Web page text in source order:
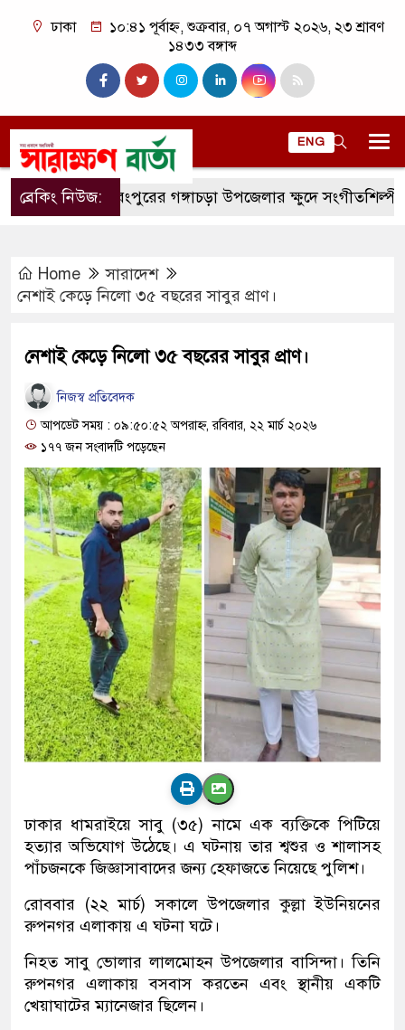
ঢাকা
১০:৪১ পূর্বাহ্ন, শুক্রবার, ০৭ অগাস্ট ২০২৬, ২৩ শ্রাবণ
১৪৩৩ বঙ্গাব্দ
ENG
ব্রেকিং নিউজ:রংপুরের গঙ্গাচড়া উপজেলার ক্ষুদে সংগীতশিল্পী অনুশ্রী
Home
সারাদেশ
নেশাই কেড়ে নিলো ৩৫ বছরের সাবুর প্রাণ।
নেশাই কেড়ে নিলো ৩৫ বছরের সাবুর প্রাণ।
নিজস্ব প্রতিবেদক
আপডেট সময় : ০৯:৫০:৫২ অপরাহ্ন, রবিবার, ২২ মার্চ ২০২৬
১৭৭ জন সংবাদটি পড়েছেন
ঢাকার ধামরাইয়ে সাবু (৩৫) নামে এক ব্যক্তিকে পিটিয়ে
হত্যার অভিযোগ উঠেছে। এ ঘটনায় তার শ্বশুর ও শালাসহ
পাঁচজনকে জিজ্ঞাসাবাদের জন্য হেফাজতে নিয়েছে পুলিশ।
রোববার (২২ মার্চ) সকালে উপজেলার কুল্লা ইউনিয়নের
রুপনগর এলাকায় এ ঘটনা ঘটে।
নিহত সাবু ভোলার লালমোহন উপজেলার বাসিন্দা। তিনি
রুপনগর এলাকায় বসবাস করতেন এবং স্থানীয় একটি
খেয়াঘাটের ম্যানেজার ছিলেন।